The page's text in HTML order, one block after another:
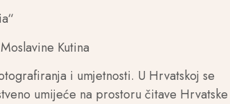
Kutina
i umjetnosti. U Hrvatskoj se
umijeće na prostoru čitave Hrvatske